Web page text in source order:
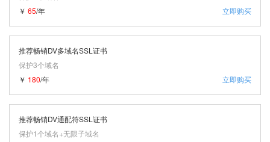
立即购买
￥ 65/年
推荐畅销DV多域名SSL证书
保护3个域名
立即购买
￥ 180/年
推荐畅销DV通配符SSL证书
保护1个域名+无限子域名